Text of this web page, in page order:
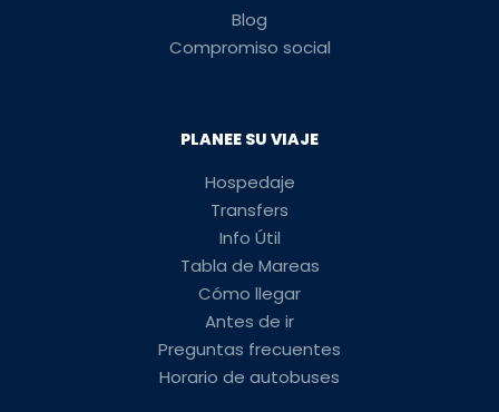
Blog
Compromiso social
PLANEE SU VIAJE
Hospedaje
Transfers
Info Útil
Tabla de Mareas
Cómo llegar
Antes de ir
Preguntas frecuentes
Horario de autobuses